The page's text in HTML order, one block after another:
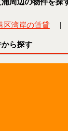
区湾岸の賃貸
ら探す